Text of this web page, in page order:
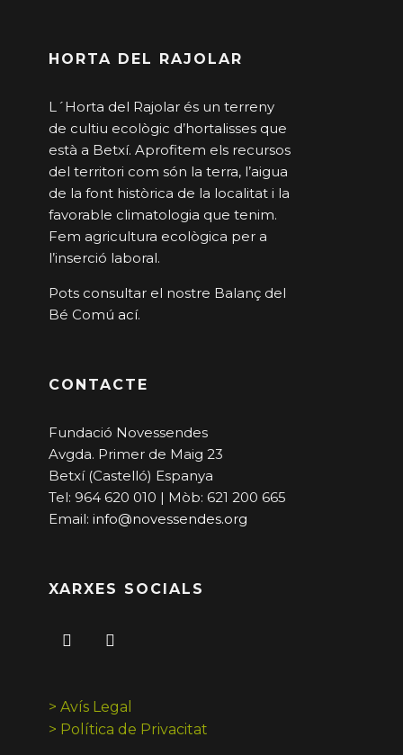
HORTA DEL RAJOLAR
L´Horta del Rajolar és un terreny
de cultiu ecològic d’hortalisses que
està a Betxí. Aprofitem els recursos
del territori com són la terra, l’aigua
de la font històrica de la localitat i la
favorable climatologia que tenim.
Fem agricultura ecològica per a
l’inserció laboral.
Pots consultar el nostre Balanç del
Bé Comú ací.
CONTACTE
Fundació Novessendes
Avgda. Primer de Maig 23
Betxí (Castelló) Espanya
Tel: 964 620 010 | Mòb: 621 200 665
Email: info@novessendes.org
XARXES SOCIALS
> Avís Legal
> Política de Privacitat